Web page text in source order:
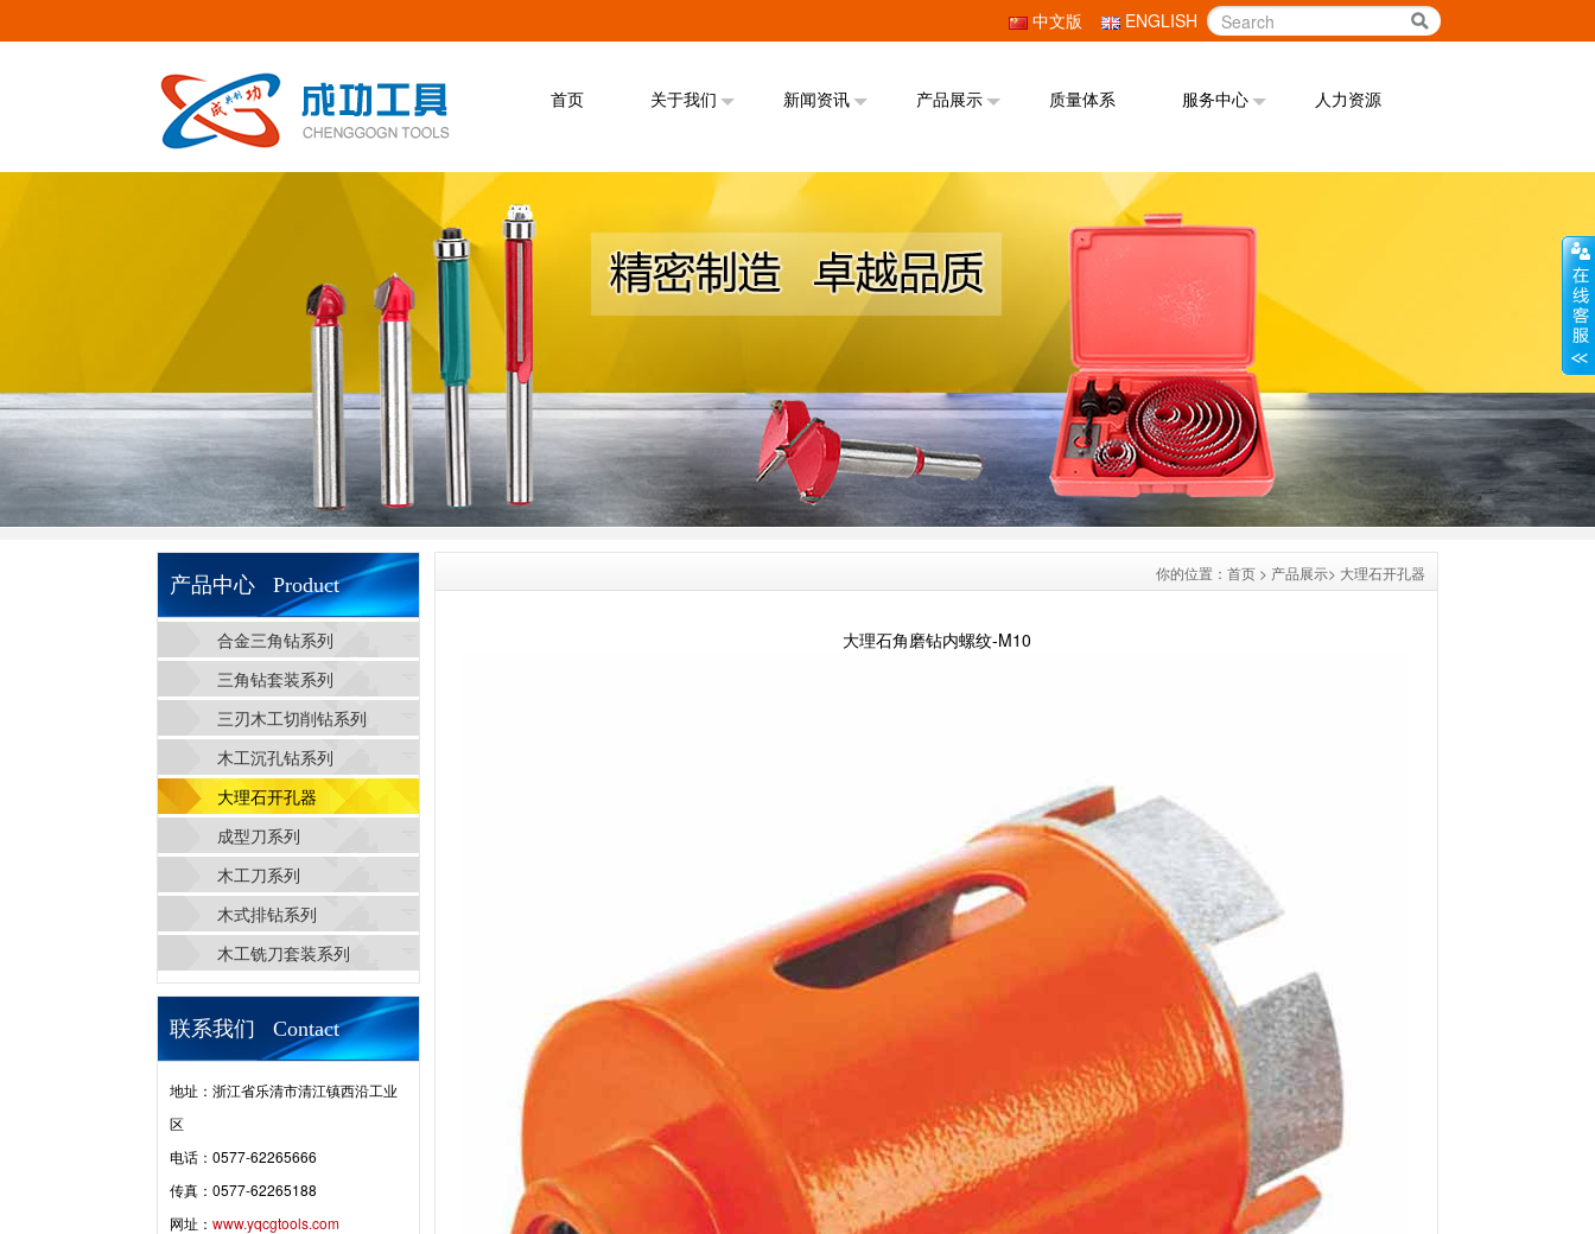
中文版 ENGLISH
首页 关于我们 新闻资讯 产品展示 质量体系 服务中心 人力资源
产品中心 Product
合金三角钻系列
三角钻套装系列
三刃木工切削钻系列
木工沉孔钻系列
大理石开孔器
成型刀系列
木工刀系列
木式排钻系列
木工铣刀套装系列
联系我们 Contact
地址：浙江省乐清市清江镇西沿工业
区
电话：0577-62265666
传真：0577-62265188
网址： www.yqcgtools.com
你的位置： 首页 > 产品展示> 大理石开孔器
大理石角磨钻内螺纹-M10